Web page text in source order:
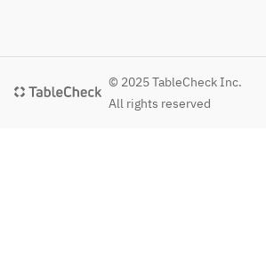
© 2025 TableCheck Inc.
All rights reserved